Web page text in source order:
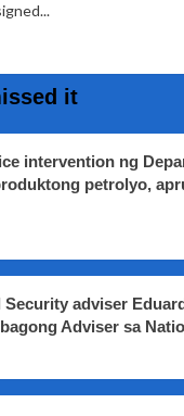
it
intervention ng
petrolyo,
adviser
Adviser sa